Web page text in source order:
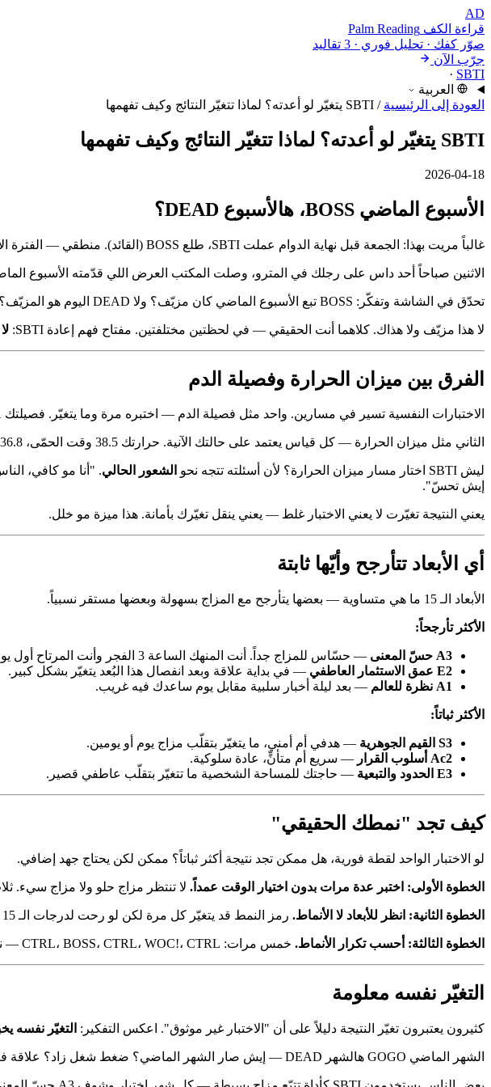
AD
قراءة الكف Palm Reading
صوّر كفك · تحليل فوري · 3 تقاليد
جرّب الآن
SBTI
·
العربية
العودة إلى الرئيسية / SBTI يتغيّر لو أعدته؟ لماذا تتغيّر النتائج وكيف تفهمها
SBTI يتغيّر لو أعدته؟ لماذا تتغيّر النتائج وكيف تفهمها
2026-04-18
الأسبوع الماضي BOSS، هالأسبوع DEAD؟
غالباً مريت بهذا: الجمعة قبل نهاية الدوام عملت SBTI، طلع BOSS (القائد). منطقي — الفترة الأخيرة كانت حلوة، المشاريع ماشية، واثق في الاجتماعات. لقطة شاشة، ستوري، الكل يقول "طبيعي أنت كذا".
الاثنين صباحاً أحد داس على رجلك في المترو، وصلت المكتب العرض اللي قدّمته الأسبوع
تحدّق في الشاشة وتفكّر: BOSS تبع الأسبوع الماضي كان مزيّف؟ ولا DEAD اليوم هو المزيّف؟
لا هذا مزيّف ولا هذاك. كلاهما أنت الحقيقي — في لحظتين مختلفتين. مفتاح فهم إعادة SBTI:
الفرق بين ميزان الحرارة وفصيلة الدم
الاختبارات النفسية تسير في مسارين. واحد مثل فصيلة الدم — اختبره مرة وما يتغيّر. فصيلتك A تبقى A سواء فرحان أو حزين. MBTI نظرياً يسعى لهذا.
الثاني مثل ميزان الحرارة — كل قياس يعتمد على حالتك الآنية. حرارتك 38.5 وقت الحمّى، 36.8 بعد ما تنزل — الميزان ما خرب بل جسمك تغيّر. SBTI هو هذا.
ليش SBTI اختار مسار ميزان الحرارة؟ لأن أسئلته تتجه نحو الشعور الحالي. "أنا مو كافي،
إيش تحسّ".
يعني النتيجة تغيّرت لا يعني الاختبار غلط — يعني ينقل تغيّرك بأمانة. هذا ميزة مو خلل.
أي الأبعاد تتأرجح وأيّها ثابتة
الأبعاد الـ 15 ما هي متساوية — بعضها يتأرجح مع المزاج بسهولة وبعضها مستقر نسبياً.
الأكثر تأرجحاً:
A3 حسّ المعنى
— حسّاس للمزاج جداً. أنت المنهك الساعة 3 الفجر وأنت المرتاح أول يوم إجازة، إجابتكم عن "هل للحياة معنى" تختلف.
E2 عمق الاستثمار العاطفي
— في بداية علاقة وبعد انفصال هذا البُعد يتغيّر بشكل كبير.
A1 نظرة للعالم
— بعد ليلة أخبار سلبية مقابل يوم ساعدك فيه غريب.
الأكثر ثباتاً:
S3 القيم الجوهرية
— هدفي أم أمني، ما يتغيّر بتقلّب مزاج يوم أو يومين.
Ac2 أسلوب القرار
— سريع أم متأنٍّ، عادة سلوكية.
E3 الحدود والتبعية
— حاجتك للمساحة الشخصية ما تتغيّر بتقلّب عاطفي قصير.
كيف تجد "نمطك الحقيقي"
لو الاختبار الواحد لقطة فورية، هل ممكن تجد نتيجة أكثر ثباتاً؟ ممكن لكن يحتاج جهد إضافي.
الخطوة الأولى: اختبر عدة مرات بدون اختيار الوقت عمداً. لا تنتظر مزاج حلو ولا مزاج سيء.
الخطوة الثانية: انظر للأبعاد لا الأنماط. رمز النمط قد يتغيّر كل مرة لكن لو رحت لدرجات الـ 15 بُعد ستجد بعضها ثابت. خمس مرات وS3 دائماً H وAc2 دائماً H — غالباً هذين "قاعدتك".
الخطوة الثالثة: أحسب تكرار الأنماط. خمس مرات: CTRL، BOSS، CTRL، WOC!، CTRL — نمطك الأساسي غالباً CTRL. خمس مرات خمسة أنماط مختلفة يعني عدة أبعاد في منطقة M الوسطى.
التغيّر نفسه معلومة
كثيرون يعتبرون تغيّر النتيجة دليلاً على أن "الاختبار غير موثوق". اعكس التفكير: التغيّر نفسه
الشهر الماضي GOGO هالشهر DEAD — إيش صار الشهر الماضي؟ ضغط شغل زاد؟ علاقة فيها مشكلة؟ أي أبعاد نزلت وأيّها صعدت — تعكس حالتك المعيشية الأخيرة.